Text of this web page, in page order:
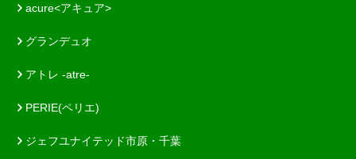
acure<アキュア>
グランデュオ
アトレ -atre-
PERIE(ペリエ)
ジェフユナイテッド市原・千葉